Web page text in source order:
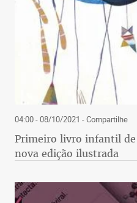
04:00 - 08/10/2021 - Compartilhe
Primeiro livro infantil de
nova edição ilustrada